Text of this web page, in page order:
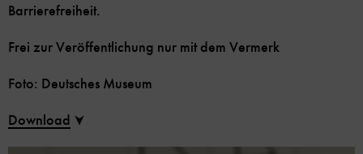
Barrierefreiheit.
Frei zur Veröffentlichung nur mit dem Vermerk
Foto: Deutsches Museum
Download